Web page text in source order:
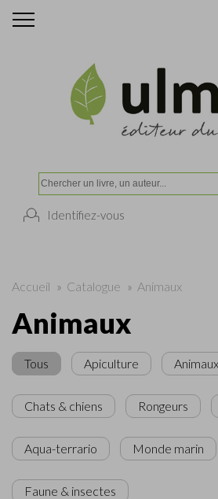
Identifiez-vous
Accueil » Catalogue » Animaux
Animaux
Tous Apiculture
Chats & chiens Rongeurs
Aqua-terrario Monde marin
Faune & insectes